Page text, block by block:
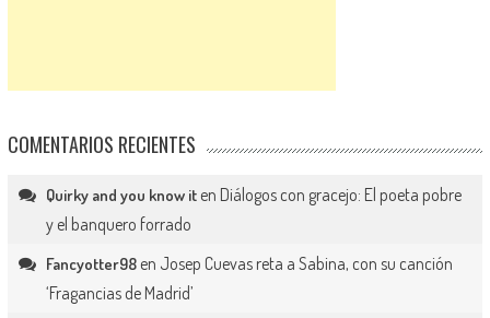
COMENTARIOS RECIENTES
Quirky and you know iten Diálogos con gracejo: El poeta pobre
y el banquero forrado
Fancyotter98en Josep Cuevas reta a Sabina, con su canción
‘Fragancias de Madrid’